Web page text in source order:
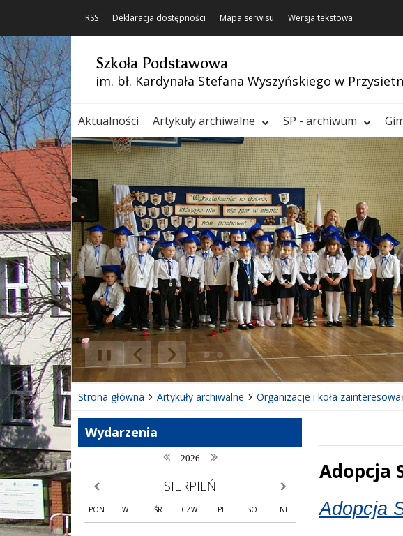
RSS Deklaracja dostępności Mapa serwisu Wersja tekstowa
Szkoła Podstawowa
im. bł. Kardynała Stefana Wyszyńskiego w
Aktualności Artykuły archiwalne SP - archiwum
Poprzedni Element
Następny Element
❚❚
Strona główna Artykuły archiwalne Organizacje i koła
Wydarzenia
poprzedni rok
2026 następny rok
poprzedni miesiąc SIERPIEŃ następny miesiąc
PON WT ŚR CZW PI SO NI
Adopcja
Treść
Adopcja